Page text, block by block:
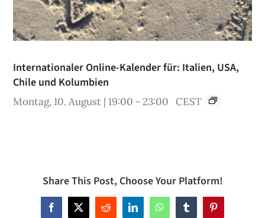
Internationaler Online-Kalender für: Italien, USA,
Chile und Kolumbien
Montag, 10. August | 19:00 -23:00 CEST
Share This Post, Choose Your Platform!
Facebook
X Reddit LinkedInWhatsAppTumblrPinterest